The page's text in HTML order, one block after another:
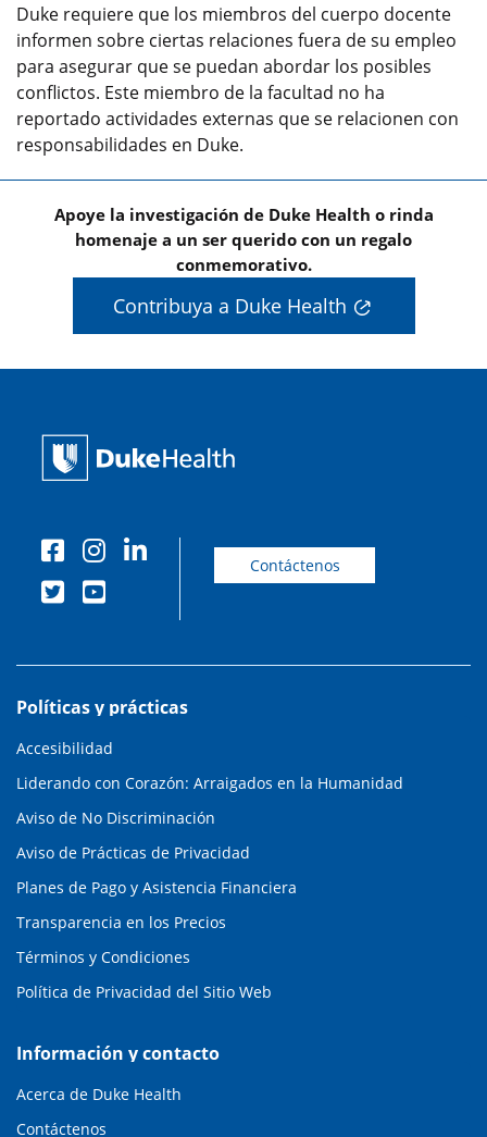
Duke requiere que los miembros del cuerpo docente
informen sobre ciertas relaciones fuera de su empleo
para asegurar que se puedan abordar los posibles
conflictos. Este miembro de la facultad no ha
reportado actividades externas que se relacionen con
responsabilidades en Duke.
Apoye la investigación de Duke Health o rinda
homenaje a un ser querido con un regalo
conmemorativo.
Contribuya a Duke Health
Contáctenos
Políticas y prácticas
Accesibilidad
Liderando con Corazón: Arraigados en la Humanidad
Aviso de No Discriminación
Aviso de Prácticas de Privacidad
Planes de Pago y Asistencia Financiera
Transparencia en los Precios
Términos y Condiciones
Política de Privacidad del Sitio Web
Información y contacto
Acerca de Duke Health
Contáctenos